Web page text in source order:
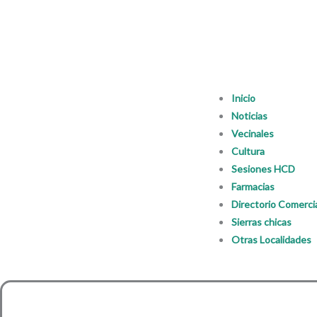
Inicio
Noticias
Vecinales
Cultura
Sesiones HCD
Farmacias
Directorio
Sierras chicas
Otras Localidades